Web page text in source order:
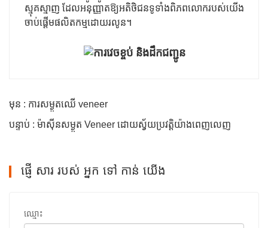
ស្មុគស្មាញ ដែលអនុញ្ញាតឱ្យអតិថិជនទូទាំងពិភពលោករបស់យើង
ចាប់ផ្តើមផលិតកម្មដោយរលូន។
មុន : ការសម្ងួតឈើ veneer
បន្ទាប់ : ម៉ាស៊ីនសម្ងួត Veneer ដោយស្វ័យប្រវត្តិយ៉ាងពេញលេញ
ផ្ញើ សារ របស់ អ្នក ទៅ កាន់ យើង
ឈ្មោះ